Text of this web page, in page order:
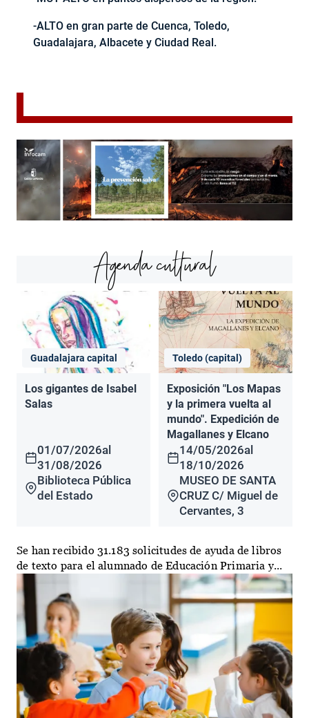
-ALTO en gran parte de Cuenca, Toledo,
Guadalajara, Albacete y Ciudad Real.
Agenda cultural
Guadalajara capital
Los gigantes de Isabel
Salas
01/07/2026al
31/08/2026
Biblioteca Pública
del Estado
Toledo (capital)
Exposición "Los Mapas
y la primera vuelta al
mundo". Expedición de
Magallanes y Elcano
14/05/2026al
18/10/2026
MUSEO DE SANTA
CRUZ C/ Miguel de
Cervantes, 3
Se han recibido 31.183 solicitudes de ayuda de libros
de texto para el alumnado de Educación Primaria y...